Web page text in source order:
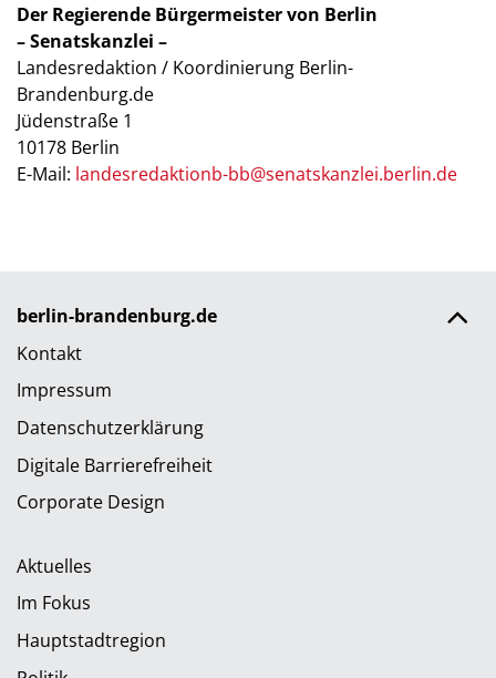
Der Regierende Bürgermeister von Berlin
– Senatskanzlei –
Landesredaktion / Koordinierung Berlin-
Brandenburg.de
Jüdenstraße 1
10178 Berlin
E-Mail: landesredaktionb-bb@senatskanzlei.berlin.de
berlin-brandenburg.de
Kontakt
Impressum
Datenschutzerklärung
Digitale Barrierefreiheit
Corporate Design
Aktuelles
Im Fokus
Hauptstadtregion